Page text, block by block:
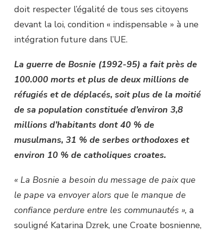
doit respecter l’égalité de tous ses citoyens
devant la loi, condition « indispensable » à une
intégration future dans l’UE.
La guerre de Bosnie (1992-95) a fait près de
100.000 morts et plus de deux millions de
réfugiés et de déplacés, soit plus de la moitié
de sa population constituée d’environ 3,8
millions d’habitants dont 40 % de
musulmans, 31 % de serbes orthodoxes et
environ 10 % de catholiques croates.
« La Bosnie a besoin du message de paix que
le pape va envoyer alors que le manque de
confiance perdure entre les communautés », a
souligné Katarina Dzrek, une Croate bosnienne,